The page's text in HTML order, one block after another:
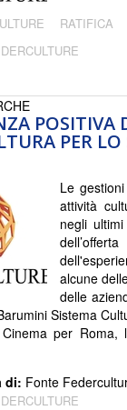
RATIFICA
PER
Le
attività
negli
alcune
delle
Sistema
per
di: Fonte